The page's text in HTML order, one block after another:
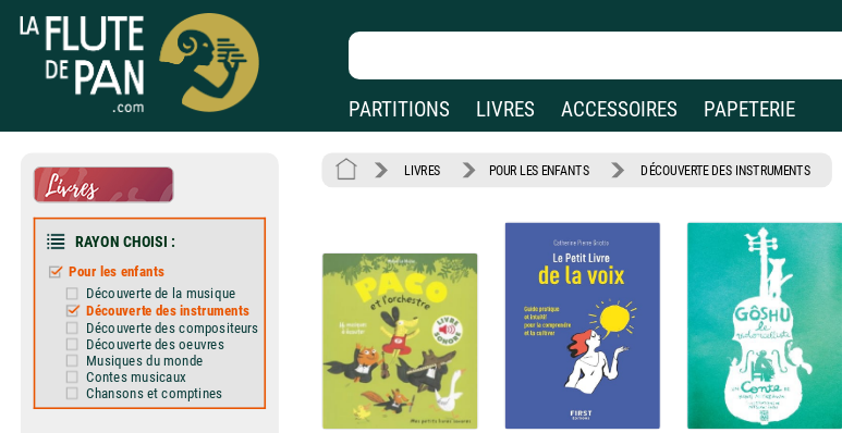
PARTITIONS LIVRES ACCESSOIRES PAPETERIE
RAYON CHOISI :
Pour les enfants
Découverte de la musique
Découverte des instruments
Découverte des compositeurs
Découverte des oeuvres
Musiques du monde
Contes musicaux
Chansons et comptines
LIVRES POUR LES ENFANTS DÉCOUVERTE DES INSTRUMENTS